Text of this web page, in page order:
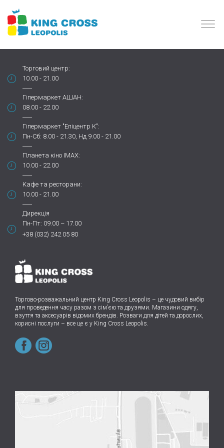
Торговий центр:
10.00 - 21.00
Гіпермаркет АШАН:
08.00 - 22.00
Гіпермаркет "Епіцентр К":
Пн-Сб: 8.00 - 21.30, Нд 9.00 - 21.00
Планета кіно IMAX:
10.00 - 22.00
Кафе та ресторани:
10.00 - 21.00
Дирекція
Пн-Пт: 09.00 – 17.00
+38 (032) 242 05 80
Торгово-розважальний центр King Cross Leopolis – це чудовий вибір
для проведення часу разом з сім’єю та друзями. Магазини одягу,
взуття та аксесуарів відомих брендів. Розваги для дітей та дорослих,
корисні послуги – все це є у King Cross Leopolis.